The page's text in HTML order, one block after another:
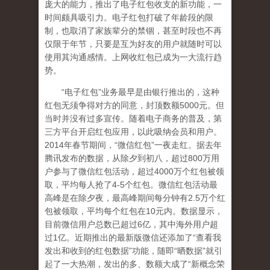
庞大的能力，推出了电子红包收支的新功能，一
时间颇具吸引力。电子红包打破了年龄段的限
制，也取消了家族辈分的禁锢，甚至时段也不再
仅限于年节，只要是互为好友的用户就随时可以
使用其沟通感情。上网收红包已成为一大流行趋
势。
“电子红包”业务最早是由银行推出的，这种
红包无须争得对方的同意，封顶数额5000元。但
当时并没有过多宣传。随着电子商务的普及，第
三方平台开启红包应用，以此吸纳会员和用户。
2014年春节期间，“微信红包”一夜走红。据去年
腾讯发布的数据，从除夕到初八，超过800万用
户参与了微信红包活动，超过4000万个红包被领
取，平均每人抢了4-5个红包。微信红包活动最
高峰是在除夕夜，最高峰期间每分钟有2.5万个红
包被领取，平均每个红包在10元内。数据显示，
目前微信用户总数已超过6亿，其中海外用户超
过1亿。近期推出的最新版微信还添加了“查看我
发出和收到的红包数据”功能，随即“晒数据”就引
起了一大热潮，发出的多、数额大成了“新概念荣